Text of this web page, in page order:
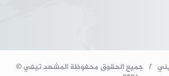
/ جميع الحقوق محفوظة المشهد تيفي ©